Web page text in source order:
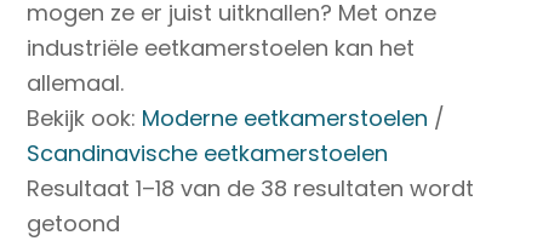
mogen ze er juist uitknallen? Met onze
industriële eetkamerstoelen kan het
allemaal.
Bekijk ook: Moderne eetkamerstoelen /
Scandinavische eetkamerstoelen
Resultaat 1–18 van de 38 resultaten wordt
getoond